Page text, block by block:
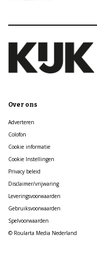
Over ons
Adverteren
Colofon
Cookie informatie
Cookie Instellingen
Privacy beleid
Disclaimer/vrijwaring
Leveringsvoorwaarden
Gebruiksvoorwaarden
Spelvoorwaarden
© Roularta Media Nederland